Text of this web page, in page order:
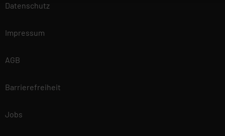
Datenschutz
Impressum
AGB
Barrierefreiheit
Jobs